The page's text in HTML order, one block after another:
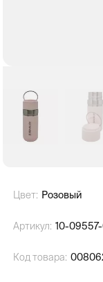
Цвет: Розовый
Артикул: 10-
Код товара: